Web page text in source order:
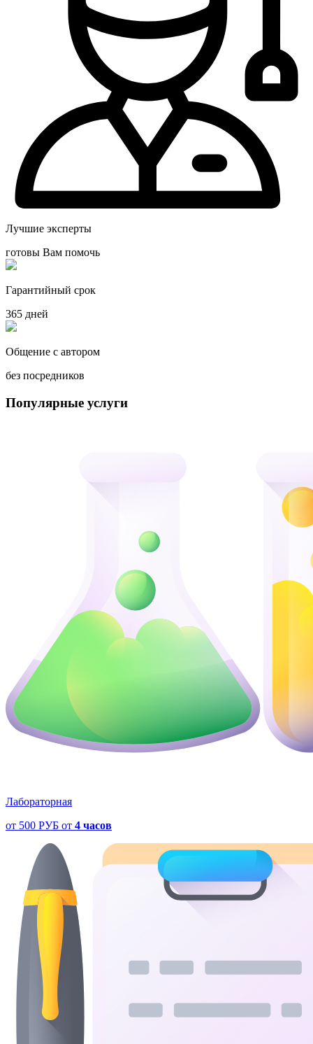
Лучшие эксперты
готовы Вам помочь
Гарантийный срок
365 дней
Общение с автором
без посредников
Популярные услуги
Лабораторная
от 500 РУБ от 4 часов